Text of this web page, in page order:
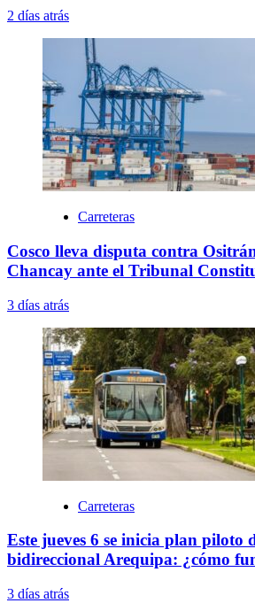
2 días atrás
Carreteras
Cosco lleva disputa contra
Chancay ante el Tribunal
3 días atrás
Carreteras
Este jueves 6 se inicia plan piloto
bidireccional Arequipa: ¿cómo
3 días atrás